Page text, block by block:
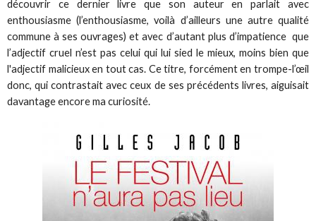
découvrir ce dernier livre que son auteur en parlait avec
enthousiasme (l’enthousiasme, voilà d’ailleurs une autre qualité
commune à ses ouvrages) et avec d’autant plus d’impatience que
l’adjectif cruel n’est pas celui qui lui sied le mieux, moins bien que
l'adjectif malicieux en tout cas. Ce titre, forcément en trompe-l’œil
donc, qui contrastait avec ceux de ses précédents livres, aiguisait
davantage encore ma curiosité.